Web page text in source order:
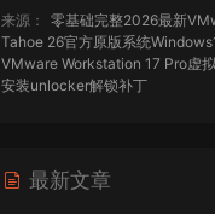
来源：
零基础完整2026最新
Tahoe 26官方原版系统
VMware Workstation 17 Pro虚
安装unlocker解锁补丁
AIO = All In One，一站式整合
最新文章